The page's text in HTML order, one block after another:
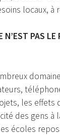
locaux, à
PAS
les
des gens à
écoles